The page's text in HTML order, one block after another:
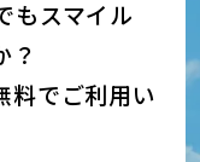
もスマイル
？
料でご利用い